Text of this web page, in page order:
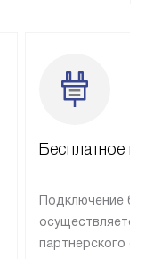
Бесплатное
Подключение
партнерского